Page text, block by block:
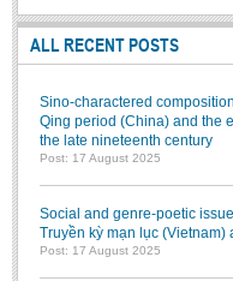
ALL RECENT POSTS
Sino-charactered
Qing period (China) and the
the late nineteenth century
Post: 17 August 2025
Social and genre-poetic
Truyền kỳ mạn lục
Post: 17 August 2025